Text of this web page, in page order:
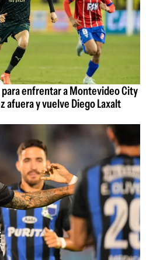
para enfrentar a Montevideo City
afuera y vuelve Diego Laxalt